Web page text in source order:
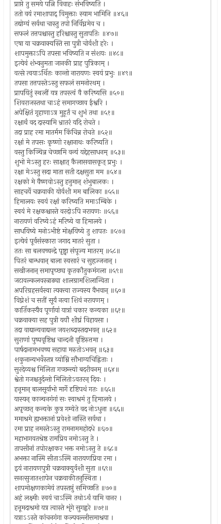
प्राप्ते तु समये पत्नि विवाहः संभविष्यति ।
ततो वयं रमाशापाद् विमुक्ताः स्याम भामिनि ॥४६॥
तद्योग्यं सर्वथा चास्तु तपो निर्विघ्नमेव च ।
सफलं तत्तपश्चास्तु हरिश्चास्तु सुतापतिः ॥४७॥
एषा या चक्रवाक्यस्ति सा पुत्री चोर्वशी हरेः ।
शापमुक्ताऽपि तपसा भविष्यति न संशयः ॥४८॥
इत्येवं शंभ्वनुमता जानकी प्राह पुत्रिकाम् ।
वत्से त्वयाऽर्थितः कान्तो नारायणः स्वयं प्रभुः ॥४९॥
तपसा तत्तपस्तेऽस्तु सफलं समनोरथम् ।
प्रापयितुं स्थलीं यत्र तपस्त्वं वै करिष्यसि ॥५०॥
शिवराजस्तथा चाऽहं समागच्छाव ईश्वरि ।
अपेक्षितं गृहाणाऽत्र मुहूर्तं च शुभं तथा ॥५१॥
रक्षार्थं वद दास्यामि भ्रातरं यदि रोचते ।
तदा प्राह रमा मातर्मम किंचिन्न रोचते ॥५२॥
रक्षां मे तपसः कृष्णो रक्षानाथः करिष्यति ।
वस्तु किञ्चिन्न चेच्छामि वन्यं यद्देहसाधनम् ॥५३॥
शुभो मेऽस्तु हरः साक्षात् कैलासवासकृत् प्रभुः ।
रक्षा मेऽस्तु सदा माता सती दक्षसुता मम ॥५४॥
रक्षको मे वैष्णवोऽस्तु हनुमान् शंभुबालकः ।
साहचर्ये चक्रवाकी योर्वशी मम बालिका ॥५५॥
हिमालयः स्वयं रक्षां करिष्यति ममाऽम्बिके ।
स्वयं मे रक्षकश्चास्ते वरदोऽपि नरायणः ॥५६॥
नारायणं वरिष्येऽहं मरिष्ये वा हिमालये ।
साधयिष्ये मनोऽभीष्टं मोक्षयिष्ये तु शापतः ॥५७॥
इत्येवं पूर्वसंस्कारा जगाद मातरं सुता ।
ततः सा बलवच्चन्द्रे पृष्ट्वा संपूज्य मातरम् ॥५८॥
पितरं बान्धवान् बाला स्वसारं च सुहृज्जनान् ।
सखीजनान् समापृच्छ्य कृतकौतुकमंगला ॥५९॥
जटावल्कलवस्त्राढ्या शालग्रामशिलान्विता ।
अपरिग्रहसर्वस्वा त्यक्त्वा राज्यस्य वैभवान् ॥६०॥
विघ्नेशं च सतीं सूर्यं नत्वा शिवं नरायणम् ।
कार्तिकस्यैव पूर्णायां यात्रां चकार कन्यका ॥६१॥
चक्रवाक्या सह पुत्री ययौ शीघ्रं विहायसा ।
तदा वाद्यान्यवाद्यन्त जयशब्दास्तदाभवन् ॥६२॥
सुराणां पुष्पवृष्टिश्च चान्दनी वृष्टिरुत्तमा ।
पार्षदानामभवच्च सहाया मरुतोऽभवन् ॥६३॥
शकुनान्यभवँस्तत्र व्योम्नि सौभाग्यचिह्निताः ।
सुरदेव्यश्च मिलिता गच्छन्त्यो बदरीवनम् ॥६४॥
श्वेतो गजश्चतुर्दन्तो मिलितोऽवतरन् दिवः ।
हनूमान् बालसूर्याभो मार्गे दृष्टिपथं गतः ॥६५॥
यास्यन् काञ्चनगंगां सः स्वाश्रमं तु हिमालये ।
अपृच्छत् कन्यके कुत्र गम्येते वद नोऽधुना ॥६६॥
ममाश्रमे ह्यभक्तानां प्रवेशो नास्ति सर्वथा ।
रमा प्राह नमस्तेऽस्तु रामनाममहोदधे ॥६७॥
महाभागवतश्रेष्ठ रामप्रिय नमोऽस्तु ते ।
तापसीनां तपोरक्षाकर भक्त नमोऽस्तु ते ॥६८॥
अभक्ता नास्मि सीताऽस्मि नारायणप्रिया रमा ।
इयं नारायणपुत्री चक्रवाक्युर्वशी सुता ॥६९॥
सनत्सुजातशापेन चक्रवाकीतनुस्थिता ।
शापमोक्षणकामेयं तपस्तप्तुं समिच्छति ॥७०॥
अहं लक्ष्मीः स्वयं चाऽस्मि तथोऽर्थं यामि वानर ।
हनूमदाश्रमो यत्र त्वास्ते शृंगे सुगह्वरे ॥७१॥
यत्राऽऽस्ते कांचनगंगा कल्पवल्लीसमाश्रया ।